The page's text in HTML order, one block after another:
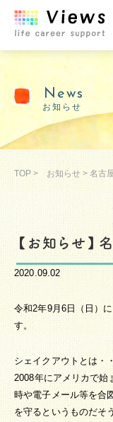
News
お知らせ
TOP > お知らせ > 名古
【お知らせ】
2020.09.02
令和2年9月6日（日）
す。
シェイクアウトとは・
2008年にアメリカで始
時や電子メール等を合
を守るというものだそ